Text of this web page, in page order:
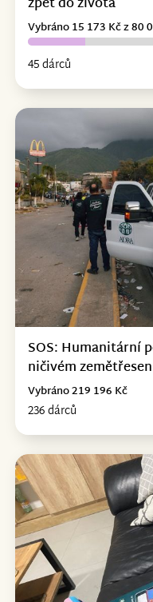
zpět do života
45 dárců
Vybráno 15 173 Kč z 80
SOS: Humanitární
ničivém
236 dárců
Vybráno 219 196 Kč